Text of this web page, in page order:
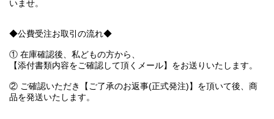
いませ。
◆公費受注お取引の流れ◆
① 在庫確認後、私どもの方から、
【添付書類内容をご確認して頂くメール】をお送りいたします。
② ご確認いただき【ご了承のお返事(正式発注)】を頂いて後、商
品を発送いたします。